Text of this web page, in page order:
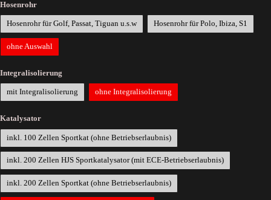
Hosenrohr
Hosenrohr für Golf, Passat, Tiguan u.s.w Hosenrohr für Polo, Ibiza, S1
ohne Auswahl
Integralisolierung
mit Integralisolierung ohne Integralisolierung
Katalysator
inkl. 100 Zellen Sportkat (ohne Betriebserlaubnis)
inkl. 200 Zellen HJS Sportkatalysator (mit ECE-Betriebserlaubnis)
inkl. 200 Zellen Sportkat (ohne Betriebserlaubnis)